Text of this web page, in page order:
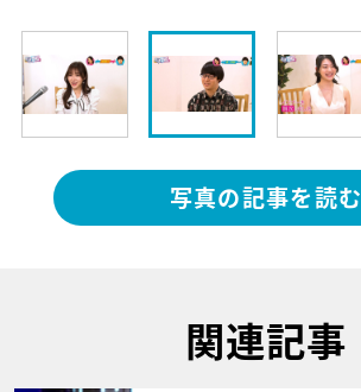
写真の記事を読む
関連記事